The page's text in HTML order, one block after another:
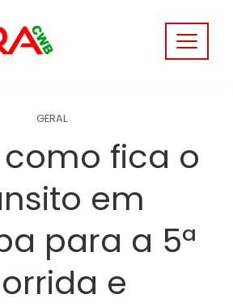
GERAL
fica o
em
para a 5ª
e